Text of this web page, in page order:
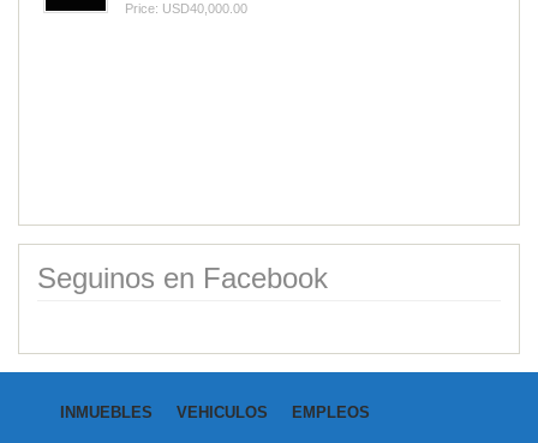
Price: USD40,000.00
Seguinos en Facebook
INMUEBLES VEHICULOS EMPLEOS